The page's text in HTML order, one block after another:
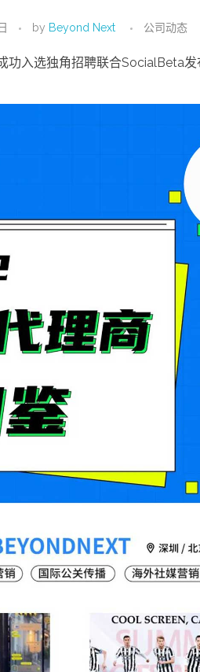
by Beyond Next 公司动态
功入选独角招聘联合SocialBeta